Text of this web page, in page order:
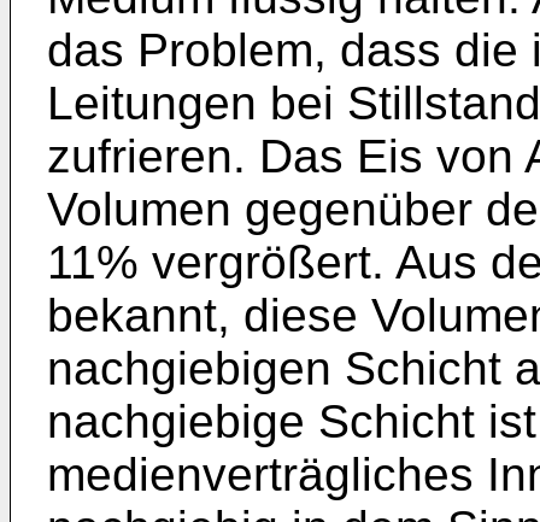
das Problem, dass
Leitungen bei
zufrieren. Das Eis von
Volumen gegenüber
11% vergrößert. Aus
bekannt, diese
nachgiebigen Schicht
nachgiebige Schicht
medienverträgliches